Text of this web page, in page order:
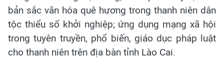
bản sắc văn hóa quê hương trong thanh niên dân
tộc thiểu số khởi nghiệp; ứng dụng mạng xã hội
trong tuyên truyền, phổ biến, giáo dục pháp luật
cho thanh niên trên địa bàn tỉnh Lào Cai.